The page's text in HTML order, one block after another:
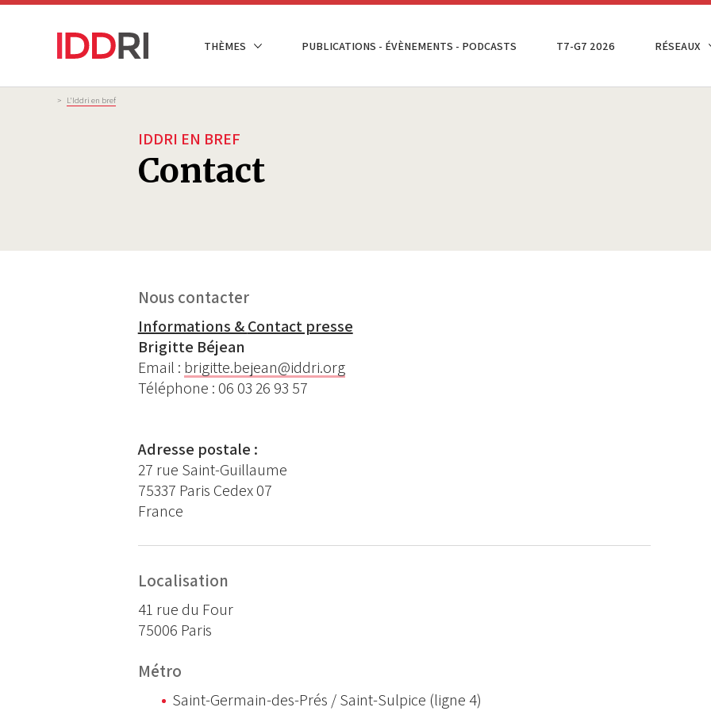
Aller
NAVIGATION
THÈMES PUBLICATIONS - ÉVÈNEMENTS - PODCASTS T7-G7 2026 RÉSEAUX
Fil
d'Ariane
> L'Iddri en bref
IDDRI EN BREF
Contact
Nous contacter
Informations &Contact presse
Brigitte Béjean
Email : brigitte.bejean@iddri.org
Téléphone : 06 03 26 93 57
Adresse postale :
27 rue Saint-Guillaume
75337 Paris Cedex 07
France
Localisation
41 rue du Four
75006 Paris
Métro
Saint-Germain-des-Prés / Saint-Sulpice (ligne 4)